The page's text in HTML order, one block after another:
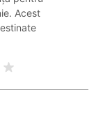
Acest